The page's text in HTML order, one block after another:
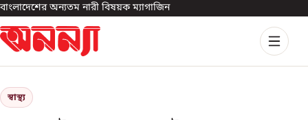
বাংলাদেশের অন্যতম নারী বিষয়ক ম্যাগাজিন
স্বাস্থ্য